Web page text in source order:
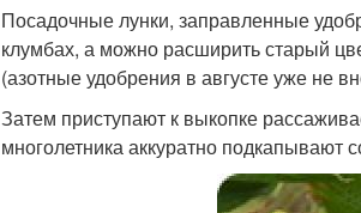
Посадочные лунки, заправленные
клумбах, а можно расширить старый
(азотные удобрения в августе уже не
Затем приступают к выкопке
многолетника аккуратно подкапывают